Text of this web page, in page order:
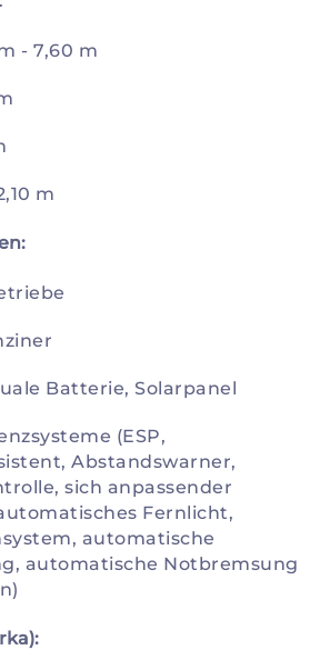
- 7,60 m
m
Batterie, Solarpanel
(ESP,
Abstandswarner,
sich anpassender
Fernlicht,
automatische
automatische Notbremsung